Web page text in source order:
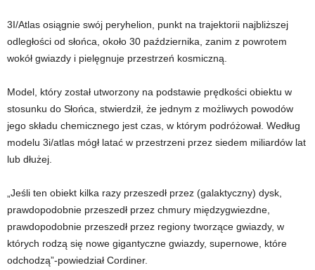
3I/Atlas osiągnie swój peryhelion, punkt na trajektorii najbliższej
odległości od słońca, około 30 października, zanim z powrotem
wokół gwiazdy i pielęgnuje przestrzeń kosmiczną.
Model, który został utworzony na podstawie prędkości obiektu w
stosunku do Słońca, stwierdził, że jednym z możliwych powodów
jego składu chemicznego jest czas, w którym podróżował. Według
modelu 3i/atlas mógł latać w przestrzeni przez siedem miliardów lat
lub dłużej.
„Jeśli ten obiekt kilka razy przeszedł przez (galaktyczny) dysk,
prawdopodobnie przeszedł przez chmury międzygwiezdne,
prawdopodobnie przeszedł przez regiony tworzące gwiazdy, w
których rodzą się nowe gigantyczne gwiazdy, supernowe, które
odchodzą”-powiedział Cordiner.